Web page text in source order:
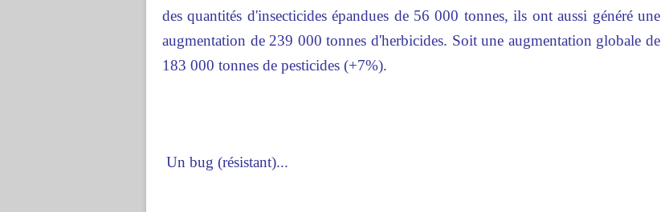
des quantités d'insecticides épandues de 56 000 tonnes, ils ont aussi généré une
augmentation de 239 000 tonnes d'herbicides. Soit une augmentation globale de
183 000 tonnes de pesticides (+7%).
Un bug (résistant)...